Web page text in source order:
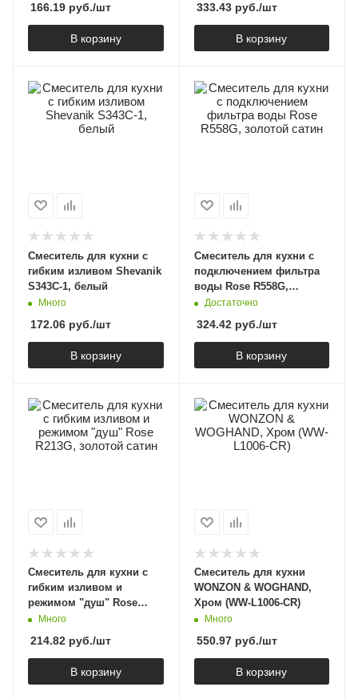
166.19 руб./шт
В корзину
333.43руб./шт
В корзину
Смеситель для кухни с
гибким изливом Shevanik
S343C-1, белый
Много
172.06 руб./шт
В корзину
Смеситель для кухни с
подключением фильтра
воды Rose R558G,
золотой сатин
Достаточно
324.42руб./шт
В корзину
Смеситель для кухни с
гибким изливом и
режимом "душ" Rose
R213G, золотой сатин
Много
214.82 руб./шт
В корзину
Смеситель для кухни
WONZON & WOGHAND,
Хром (WW-L1006-CR)
Много
550.97руб./шт
В корзину